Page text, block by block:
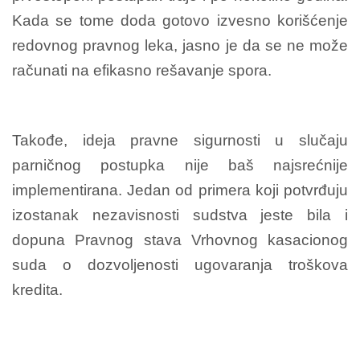
Kada se tome doda gotovo izvesno korišćenje
redovnog pravnog leka, jasno je da se ne može
računati na efikasno rešavanje spora.
Takođe, ideja pravne sigurnosti u slučaju
parničnog postupka nije baš najsrećnije
implementirana. Jedan od primera koji potvrđuju
izostanak nezavisnosti sudstva jeste bila i
dopuna Pravnog stava Vrhovnog kasacionog
suda o dozvoljenosti ugovaranja troškova
kredita.